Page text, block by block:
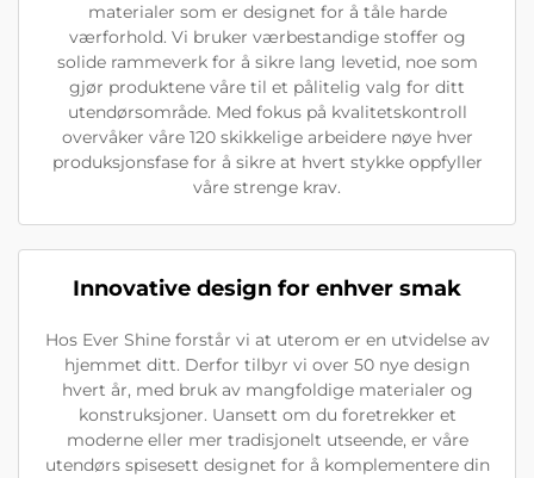
materialer som er designet for å tåle harde
værforhold. Vi bruker værbestandige stoffer og
solide rammeverk for å sikre lang levetid, noe som
gjør produktene våre til et pålitelig valg for ditt
utendørsområde. Med fokus på kvalitetskontroll
overvåker våre 120 skikkelige arbeidere nøye hver
produksjonsfase for å sikre at hvert stykke oppfyller
våre strenge krav.
Innovative design for enhver smak
Hos Ever Shine forstår vi at uterom er en utvidelse av
hjemmet ditt. Derfor tilbyr vi over 50 nye design
hvert år, med bruk av mangfoldige materialer og
konstruksjoner. Uansett om du foretrekker et
moderne eller mer tradisjonelt utseende, er våre
utendørs spisesett designet for å komplementere din